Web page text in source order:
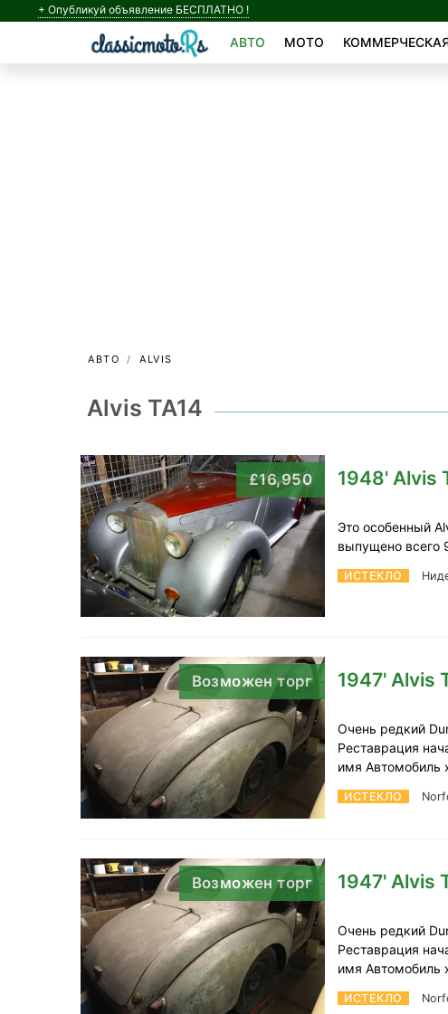
+ Опубликуй объявление БЕСПЛАТНО !
АВТО МОТО
АВТО ALVIS
Alvis TA14
£16,950 1948' Alvis
ИСТЕКЛО
Это особенный
выпущено
Возможен торг 1947' Alvis
ИСТЕКЛО
Очень редкий
Реставрация
имя Автомобиль
Возможен торг 1947' Alvis
ИСТЕКЛО
Очень редкий
Реставрация
имя Автомобиль